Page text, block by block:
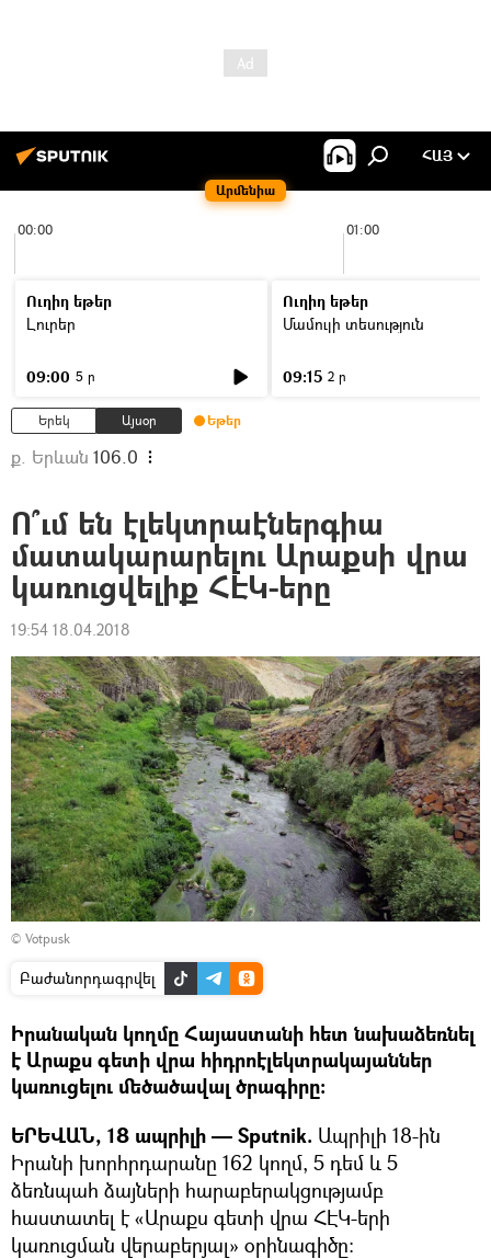
Արմենիա
ՀԱՅ
00:00 01:00
Ուղիղ եթեր
Լուրեր
09:00 5 ր
Ուղիղ եթեր
Մամուլի տեսություն
09:15 2 ր
Երեկ Այսօր Եթեր
ք. Երևան 106.0
Ո՞ւմ են էլեկտրաէներգիա
մատակարարելու Արաքսի վրա
կառուցվելիք ՀԷԿ-երը
19:54 18.04.2018
© Votpusk
Բաժանորդագրվել
Իրանական կողմը Հայաստանի հետ նախաձեռնել
է Արաքս գետի վրա հիդրոէլեկտրակայաններ
կառուցելու մեծածավալ ծրագիրը։
ԵՐԵՎԱՆ, 18 ապրիլի — Sputnik. Ապրիլի 18-ին
Իրանի խորհրդարանը 162 կողմ, 5 դեմ և 5
ձեռնպահ ձայների հարաբերակցությամբ
հաստատել է «Արաքս գետի վրա ՀԷԿ-երի
կառուցման վերաբերյալ» օրինագիծը: